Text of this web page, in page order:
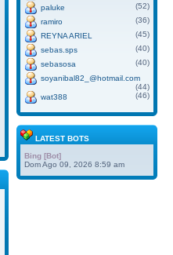
paluke
(52)
ramiro
(36)
REYNA ARIEL
(45)
sebas.sps
(40)
sebasosa
(40)
soyanibal82_@hotmail.com
(44)
wat388
(46)
LATEST BOTS
Bing [Bot]
Dom Ago 09, 2026 8:59 am